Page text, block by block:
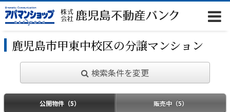
鹿児島市甲東中校区の分譲マンション
検索条件を変更
公開物件（5） 販売中（5）